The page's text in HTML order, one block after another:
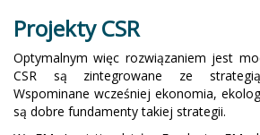
Projekty CSR
Optymalnym więc rozwiązaniem jest
CSR są zintegrowane ze
Wspominane wcześniej ekonomia,
są dobre fundamenty takiej strategii.